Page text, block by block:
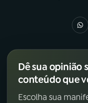
Dê sua opinião
conteúdo que
Escolha sua